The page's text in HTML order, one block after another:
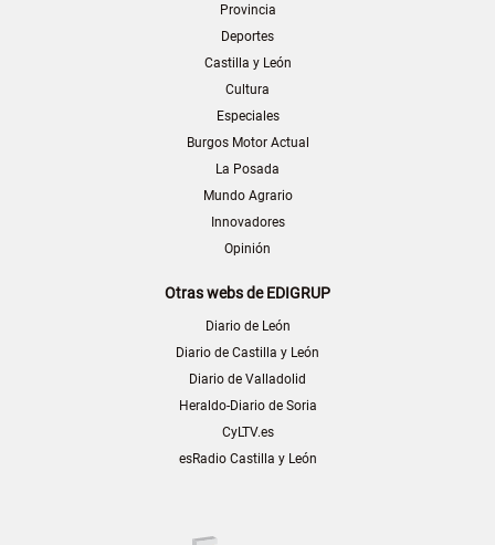
Provincia
Deportes
Castilla y León
Cultura
Especiales
Burgos Motor Actual
La Posada
Mundo Agrario
Innovadores
Opinión
Otras webs de EDIGRUP
Diario de León
Diario de Castilla y León
Diario de Valladolid
Heraldo-Diario de Soria
CyLTV.es
esRadio Castilla y León